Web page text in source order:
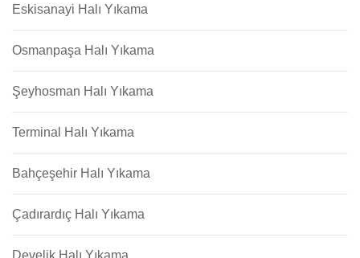
Eskisanayi Halı Yıkama
Osmanpaşa Halı Yıkama
Şeyhosman Halı Yıkama
Terminal Halı Yıkama
Bahçeşehir Halı Yıkama
Çadırardıç Halı Yıkama
Develik Halı Yıkama